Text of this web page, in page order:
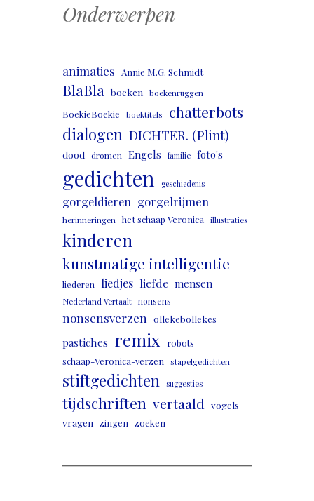
Onderwerpen
animaties Annie M.G. Schmidt
BlaBla boeken boekenruggen
BoekieBoekie boektitels chatterbots
dialogen DICHTER. (Plint)
dood dromen Engels familie foto's
gedichten geschiedenis
gorgeldieren gorgelrijmen
herinneringen het schaap Veronica illustraties
kinderen
kunstmatige intelligentie
liederen liedjes liefde mensen
Nederland Vertaalt nonsens
nonsensverzen ollekebollekes
pastiches remix
robots
schaap-Veronica-verzen stapelgedichten
stiftgedichten suggesties
tijdschriften vertaald vogels
vragen zingen zoeken